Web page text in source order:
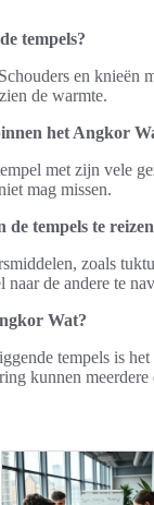
tempels?
en knieën
de warmte.
het Angkor
met zijn vele
mag missen.
tempels te
zoals
de andere te
Wat?
tempels is het
kunnen